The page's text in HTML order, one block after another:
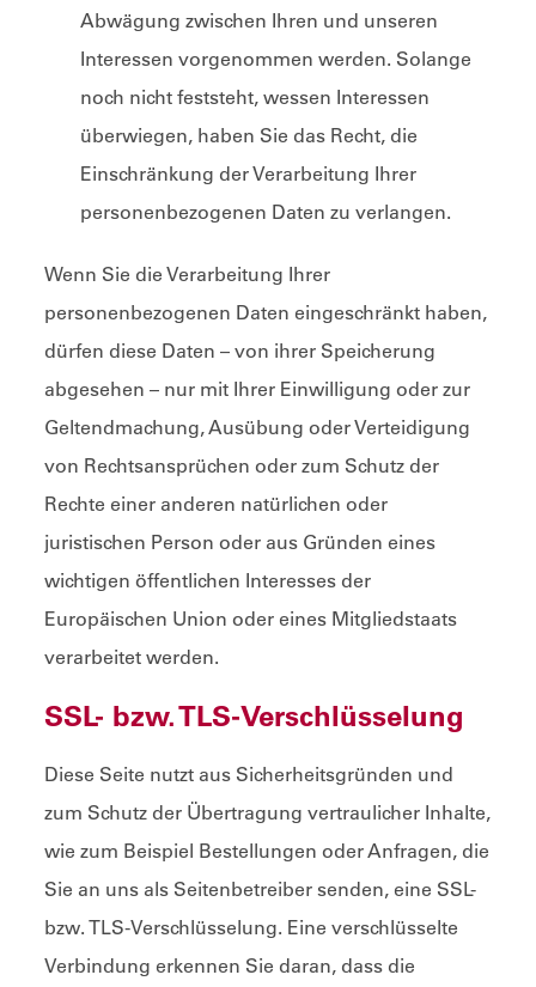
Abwägung zwischen Ihren und unseren
Interessen vorgenommen werden. Solange
noch nicht feststeht, wessen Interessen
überwiegen, haben Sie das Recht, die
Einschränkung der Verarbeitung Ihrer
personenbezogenen Daten zu verlangen.
Wenn Sie die Verarbeitung Ihrer
personenbezogenen Daten eingeschränkt haben,
dürfen diese Daten – von ihrer Speicherung
abgesehen – nur mit Ihrer Einwilligung oder zur
Geltendmachung, Ausübung oder Verteidigung
von Rechtsansprüchen oder zum Schutz der
Rechte einer anderen natürlichen oder
juristischen Person oder aus Gründen eines
wichtigen öffentlichen Interesses der
Europäischen Union oder eines Mitgliedstaats
verarbeitet werden.
SSL- bzw. TLS-Verschlüsselung
Diese Seite nutzt aus Sicherheitsgründen und
zum Schutz der Übertragung vertraulicher Inhalte,
wie zum Beispiel Bestellungen oder Anfragen, die
Sie an uns als Seitenbetreiber senden, eine SSL-
bzw. TLS-Verschlüsselung. Eine verschlüsselte
Verbindung erkennen Sie daran, dass die